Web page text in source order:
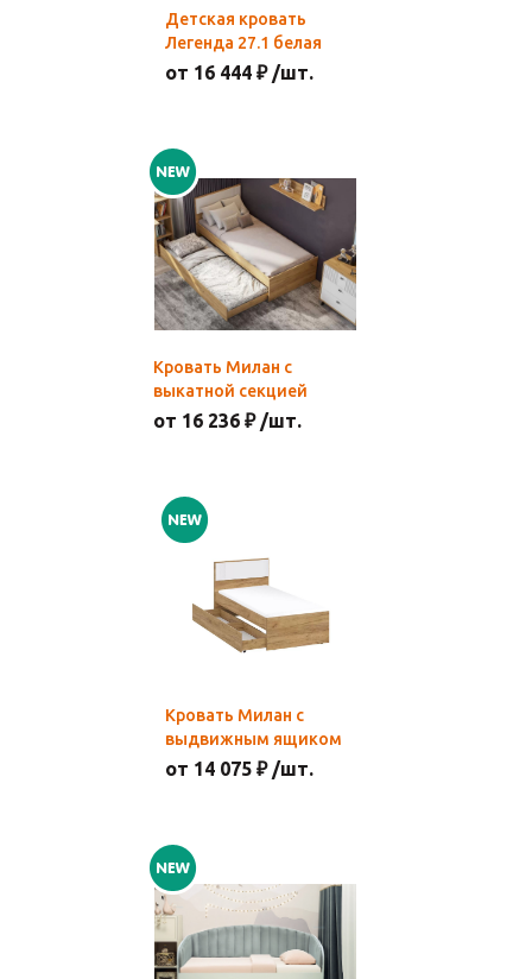
Детская кровать
Легенда 27.1 белая
от 16 444 ₽ /шт.
Кровать Милан с
выкатной секцией
от 16 236 ₽ /шт.
Кровать Милан с
выдвижным ящиком
от 14 075 ₽ /шт.